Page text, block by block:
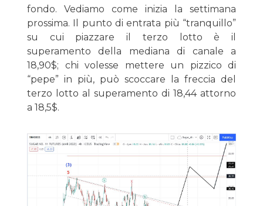
fondo. Vediamo come inizia la settimana
prossima. Il punto di entrata più “tranquillo”
su cui piazzare il terzo lotto è il
superamento della mediana di canale a
18,90$; chi volesse mettere un pizzico di
“pepe” in più, può scoccare la freccia del
terzo lotto al superamento di 18,44 attorno
a 18,5$.